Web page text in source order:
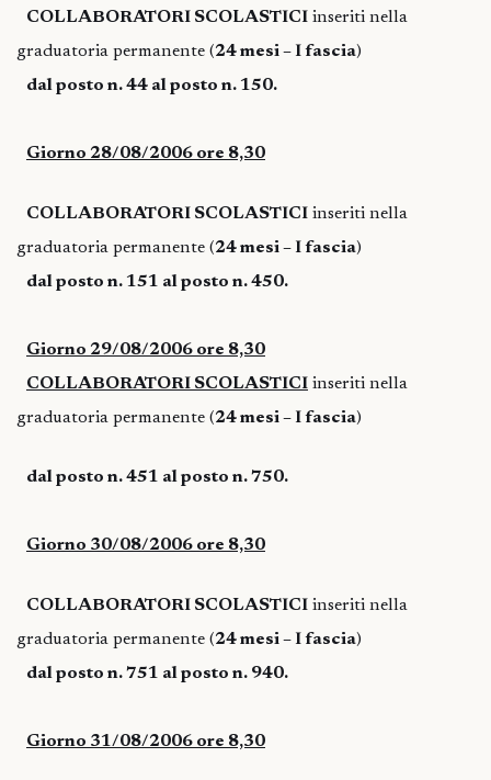
COLLABORATORI SCOLASTICI inseriti nella
graduatoria permanente (24 mesi – I fascia)
dal posto n. 44 al posto n. 150.
Giorno 28/08/2006 ore 8,30
COLLABORATORI SCOLASTICI inseriti nella
graduatoria permanente (24 mesi – I fascia)
dal posto n. 151 al posto n. 450.
Giorno 29/08/2006 ore 8,30
COLLABORATORI SCOLASTICI inseriti nella
graduatoria permanente (24 mesi – I fascia)
dal posto n. 451 al posto n. 750.
Giorno 30/08/2006 ore 8,30
COLLABORATORI SCOLASTICI inseriti nella
graduatoria permanente (24 mesi – I fascia)
dal posto n. 751 al posto n. 940.
Giorno 31/08/2006 ore 8,30